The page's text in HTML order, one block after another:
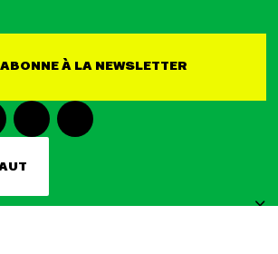
À LA NEWSLETTER